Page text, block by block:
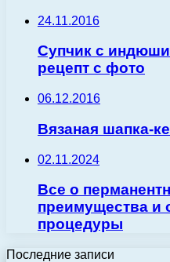
24.11.2016
Супчик с
рецепт с фото
06.12.2016
Вязаная шапка-
02.11.2024
Все о
преимущества и
процедуры
Последние записи